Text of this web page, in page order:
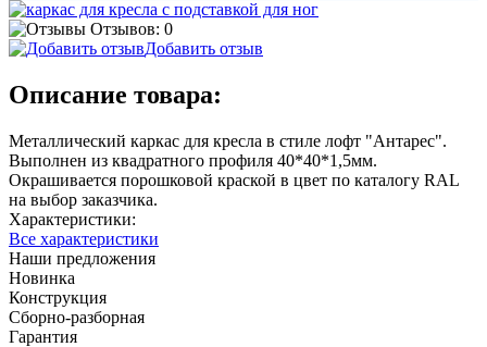
Отзывов: 0
Добавить отзыв
Описание товара:
Металлический каркас для кресла в стиле лофт "Антарес".
Выполнен из квадратного профиля 40*40*1,5мм.
Окрашивается порошковой краской в цвет по каталогу RAL
на выбор заказчика.
Характеристики:
Все характеристики
Наши предложения
Новинка
Конструкция
Сборно-разборная
Гарантия